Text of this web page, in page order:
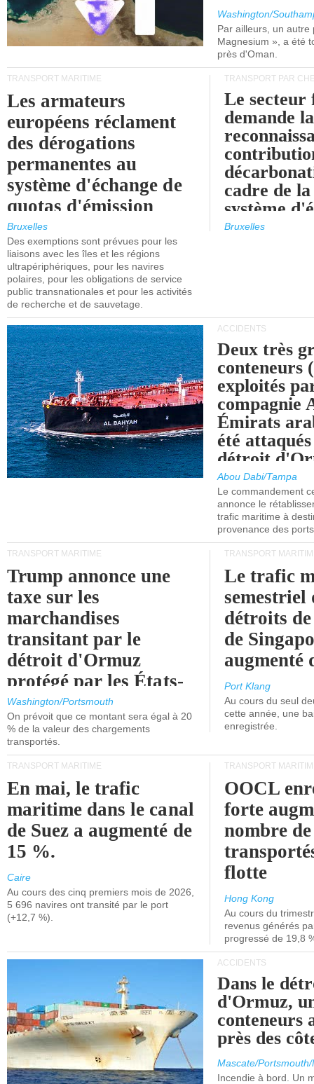
Washington/
Par ailleurs, un autre
Magnesium », a été
près d'Oman.
TRANSPORT MARITIME
Les armateurs
européens réclament
des dérogations
permanentes au
système d'échange de
quotas d'émission
maritimes de l'UE
après 2030.
Bruxelles
Des exemptions sont prévues pour les
liaisons avec les îles et les régions
ultrapériphériques, pour les navires
polaires, pour les obligations de service
public transnationales et pour les activités
de recherche et de sauvetage.
TRANSPORT PAR
Le
demande la
cadre de
système
quotas
Bruxelles
ACCIDENTS
Deux très
conteneurs
exploités
compagnie
Émirats
été
détroit
Abou Dabi/Tampa
Le commandement
annonce le
trafic maritime à
provenance des
TRANSPORT MARITIME
Trump annonce une
taxe sur les
marchandises
transitant par le
détroit d'Ormuz
protégé par les États-
Unis.
Washington/Portsmouth
On prévoit que ce montant sera égal à 20
% de la valeur des chargements
transportés.
TRANSPORT
Le trafic
semestriel
détroits
de
augmenté
Port Klang
Au cours du seul
cette année, une
enregistrée.
TRANSPORT MARITIME
En mai, le trafic
maritime dans le canal
de Suez a augmenté de
15 %.
Caire
Au cours des cinq premiers mois de 2026,
5 696 navires ont transité par le port
(+12,7 %).
TRANSPORT
OOCL
forte
nombre
flotte
Hong Kong
Au cours du
revenus générés
progressé de 19,8
ACCIDENTS
Dans le
d'Ormuz,
conteneurs
près des
Mascate/
Incendie à bord. Un